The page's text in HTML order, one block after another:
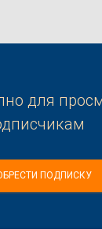
для
ПОДПИСКУ